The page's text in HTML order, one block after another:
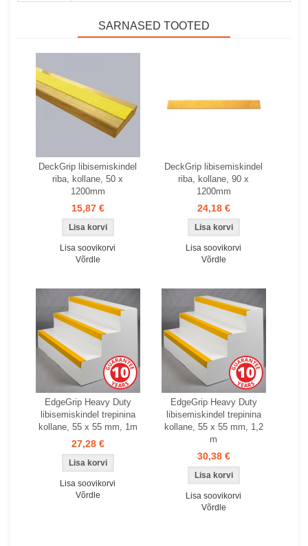
SARNASED TOOTED
DeckGrip libisemiskindel
riba, kollane, 50 x
1200mm
15,87 €
Lisa soovikorvi
Võrdle
DeckGrip libisemiskindel
riba, kollane, 90 x
1200mm
24,18 €
Lisa soovikorvi
Võrdle
EdgeGrip Heavy Duty
libisemiskindel trepinina
kollane, 55 x 55 mm, 1m
27,28 €
Lisa soovikorvi
Võrdle
EdgeGrip Heavy Duty
libisemiskindel trepinina
kollane, 55 x 55 mm, 1,2
m
30,38 €
Lisa soovikorvi
Võrdle